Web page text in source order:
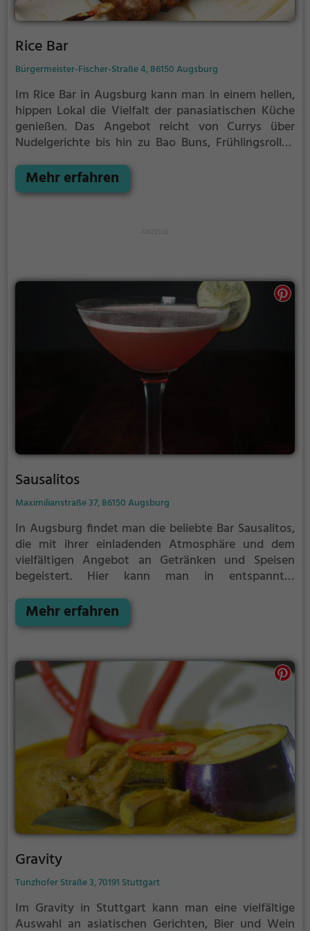
Rice Bar
Bürgermeister-Fischer-Straße 4, 86150 Augsburg
Im Rice Bar in Augsburg kann man in einem hellen,
hippen Lokal die Vielfalt der panasiatischen Küche
genießen. Das Angebot reicht von Currys über
Nudelgerichte bis hin zu Bao Buns, Frühlingsrollen
eine Fusion aus chinesischen, japanischen und
vietnamesischen Spezialitäten sowie eine
Raffinesse auf urbanen Lifestyle.
Mehr erfahren
Sausalitos
Maximilianstraße 37, 86150 Augsburg
In Augsburg findet man die beliebte Bar Sausalitos,
die mit ihrer einladenden Atmosphäre und dem
vielfältigen Angebot an Getränken und Speisen
begeistert. Hier kann man in entspannter
der mexikanischen, lateinamerikanischen und
amerikanischen Küche verwöhnen lassen. Egal ob
erfrischenden Drinks ist, die Bar Sausalitos hat für
jeden Geschmack etwas zu bieten. Tauche ein in die
bunte Welt der Aromen und erlebe einen
unvergesslichen Abend in dieser angesagten
Mehr erfahren
Gravity
Tunzhofer Straße 3, 70191 Stuttgart
Im Gravity in Stuttgart kann man eine vielfältige
Auswahl an asiatischen Gerichten, Bier und Wein